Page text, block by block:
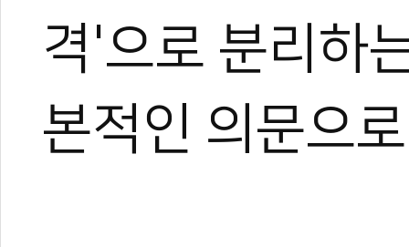
격'으로 분리하
본적인 의문으